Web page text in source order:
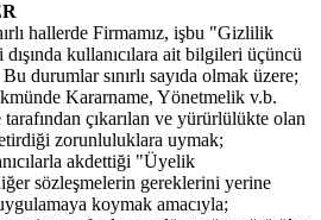
hallerde Firmamız, işbu "Gizlilik
kullanıcılara ait bilgileri üçüncü
durumlar sınırlı sayıda olmak üzere;
Kararname, Yönetmelik v.b.
çıkarılan ve yürürlülükte olan
zorunluluklara uymak;
akdettiği "Üyelik
sözleşmelerin gereklerini yerine
koymak amacıyla;